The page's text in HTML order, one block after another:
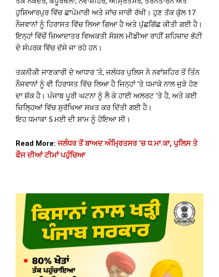
ਹੁਸ਼ਿਆਰਪੁਰ ਵਿੱਚ ਛਾਪੇਮਾਰੀ ਅਤੇ ਜਾਂਚ ਜਾਰੀ ਰੱਖੀ। ਹੁਣ ਤੱਕ ਕੁੱਲ 17
ਨੌਜਵਾਨਾਂ ਨੂੰ ਹਿਰਾਸਤ ਵਿੱਚ ਲਿਆ ਗਿਆ ਹੈ ਅਤੇ ਪੁੱਛਗਿੱਛ ਕੀਤੀ ਗਈ ਹੈ।
ਇਨ੍ਹਾਂ ਵਿੱਚੋਂ ਜ਼ਿਆਦਾਤਰ ਵਿਅਕਤੀ ਸੋਸ਼ਲ ਮੀਡੀਆ ਰਾਹੀਂ ਸ਼ਹਿਜ਼ਾਦ ਭੱਟੀ
ਦੇ ਸੰਪਰਕ ਵਿੱਚ ਦੱਸੇ ਜਾ ਰਹੇ ਹਨ।
ਤਕਨੀਕੀ ਜਾਣਕਾਰੀ ਦੇ ਆਧਾਰ ‘ਤੇ, ਜਲੰਧਰ ਪੁਲਿਸ ਨੇ ਨਵਾਂਸ਼ਹਿਰ ਤੋਂ ਤਿੰਨ
ਨੌਜਵਾਨਾਂ ਨੂੰ ਵੀ ਹਿਰਾਸਤ ਵਿੱਚ ਲਿਆ ਹੈ ਜਿਨ੍ਹਾਂ ‘ਤੇ ਧਮਾਕੇ ਨਾਲ ਜੁੜੇ ਹੋਣ
ਦਾ ਸ਼ੱਕ ਹੈ। ਪੰਜਾਬ ਪੂਰੀ ਘਟਨਾ ਨੂੰ ਲੈ ਕੇ ਹਾਈ ਅਲਰਟ ‘ਤੇ ਹੈ, ਅਤੇ ਕਈ
ਜ਼ਿਲ੍ਹਿਆਂ ਵਿੱਚ ਸੁਰੱਖਿਆ ਸਖ਼ਤ ਕਰ ਦਿੱਤੀ ਗਈ ਹੈ।
ਇਹ ਧਮਾਕਾ 5 ਮਈ ਦੀ ਸ਼ਾਮ ਨੂੰ ਹੋਇਆ ਸੀ।
Read More:ਜਲੰਧਰ ਤੋਂ ਬਾਅਦ ਅੰਮ੍ਰਿਤਸਰ ‘ਚ ਧ.ਮਾ.ਕਾ, ਪੁਲਿਸ ਤੇ
ਫੌਜ ਦੀਆਂ ਟੀਮਾਂ ਪਹੁੰਚਿਆ